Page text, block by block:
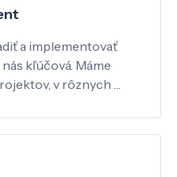
a implementovať
kľúčová. Máme
v rôznych …